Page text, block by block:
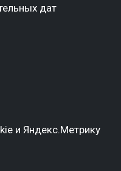
дат
и Яндекс.Метрику